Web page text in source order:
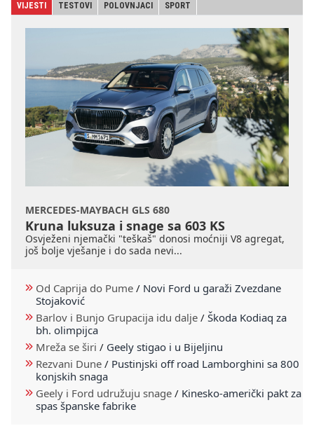
VIJESTI TESTOVI POLOVNJACI SPORT
MERCEDES-MAYBACH GLS 680
Kruna luksuza i snage sa 603 KS
Osvježeni njemački "teškaš" donosi moćniji V8 agregat,
još bolje vješanje i do sada nevi...
Od Caprija do Pume / Novi Ford u garaži Zvezdane
Stojaković
Barlov i Bunjo Grupacija idu dalje / Škoda Kodiaq za
bh. olimpijca
Mreža se širi / Geely stigao i u Bijeljinu
Rezvani Dune / Pustinjski off road Lamborghini sa 800
konjskih snaga
Geely i Ford udružuju snage / Kinesko-američki pakt za
spas španske fabrike